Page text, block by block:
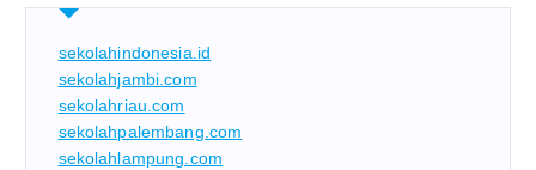
sekolahindonesia.id
sekolahjambi.com
sekolahriau.com
sekolahpalembang.com
sekolahlampung.com